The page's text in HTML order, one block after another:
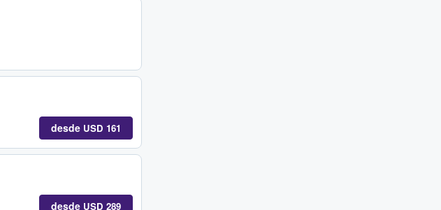
desde USD 161
desde USD 289